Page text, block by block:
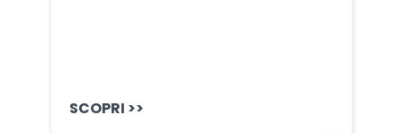
SCOPRI >>